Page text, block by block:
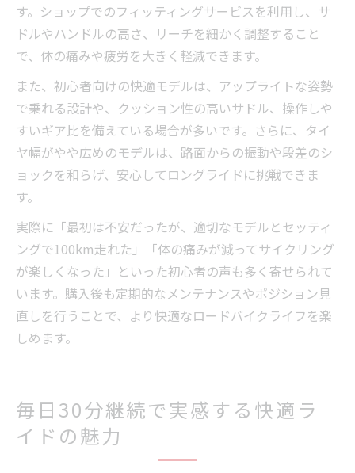
す。ショップでのフィッティングサービスを利用し、サ
ドルやハンドルの高さ、リーチを細かく調整すること
で、体の痛みや疲労を大きく軽減できます。
また、初心者向けの快適モデルは、アップライトな姿勢
で乗れる設計や、クッション性の高いサドル、操作しや
すいギア比を備えている場合が多いです。さらに、タイ
ヤ幅がやや広めのモデルは、路面からの振動や段差のシ
ョックを和らげ、安心してロングライドに挑戦できま
す。
実際に「最初は不安だったが、適切なモデルとセッティ
ングで100km走れた」「体の痛みが減ってサイクリング
が楽しくなった」といった初心者の声も多く寄せられて
います。購入後も定期的なメンテナンスやポジション見
直しを行うことで、より快適なロードバイクライフを楽
しめます。
毎日30分継続で実感する快適ラ
イドの魅力